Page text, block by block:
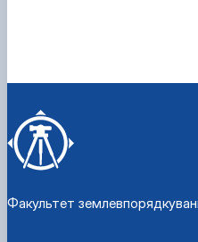
Факультет